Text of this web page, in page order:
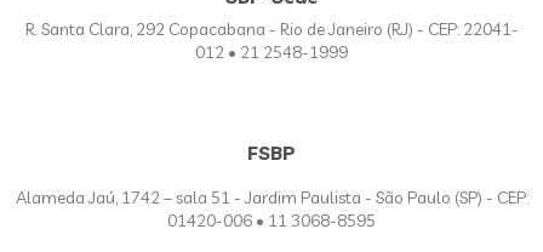
R. Santa Clara, 292 Copacabana - Rio de Janeiro (RJ) - CEP: 22041-
012 • 21 2548-1999
FSBP
Alameda Jaú, 1742 – sala 51 - Jardim Paulista - São Paulo (SP) - CEP:
01420-006 • 11 3068-8595